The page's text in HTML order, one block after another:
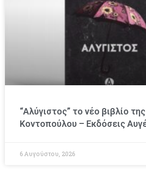
“Αλύγιστος” το νέο βιβλίο
Κοντοπούλου – Εκδόσεις
6 Αυγούστου, 2026